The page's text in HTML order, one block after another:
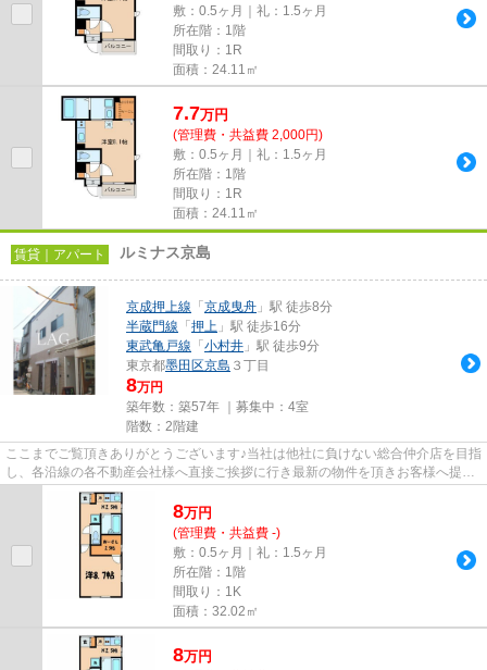
敷：0.5ヶ月｜礼：1.5ヶ月
所在階：1階
間取り：1R
面積：24.11㎡
7.7万円
(管理費・共益費 2,000円)
敷：0.5ヶ月｜礼：1.5ヶ月
所在階：1階
間取り：1R
面積：24.11㎡
賃貸｜アパート ルミナス京島
京成押上線 「 京成曳舟 」駅 徒歩8分
半蔵門線 「 押上 」駅 徒歩16分
東武亀戸線 「 小村井 」駅 徒歩9分
東京都墨田区京島 ３丁目
8万円
築年数：築57年 ｜募集中： 4室
階数：2階建
ここまでご覧頂きありがとうございます♪当社は他社に負けない総合仲介店を目指
し、各沿線の各不動産会社様へ直接ご挨拶に行き最新の物件を頂きお客様へ提供
しております！最新の情報は...
8万円
(管理費・共益費 -)
敷：0.5ヶ月｜礼：1.5ヶ月
所在階：1階
間取り：1K
面積：32.02㎡
8万円